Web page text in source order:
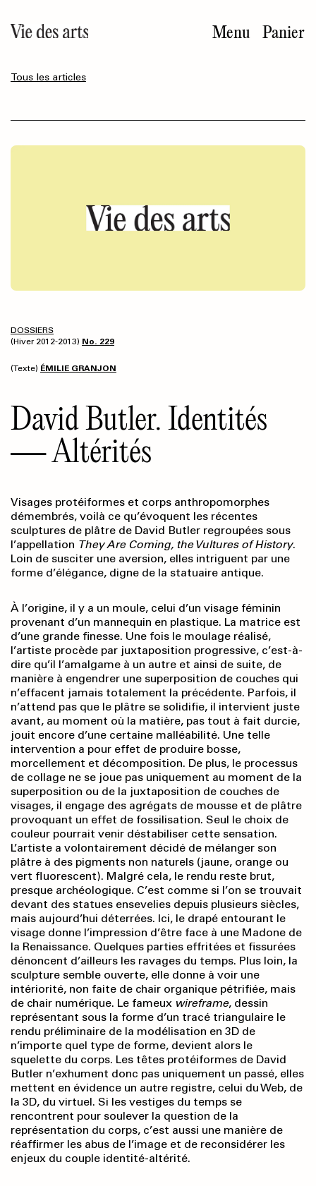
au
contenu
Menu Panier
Tous les articles
DOSSIERS
(Hiver 2012-2013) No. 229
(Texte) ÉMILIE GRANJON
David Butler. Identités
— Altérités
Visages protéiformes et corps anthropomorphes
démembrés, voilà ce qu’évoquent les récentes
sculptures de plâtre de David Butler regroupées sous
l’appellation They Are Coming, the Vultures of History.
Loin de susciter une aversion, elles intriguent par une
forme d’élégance, digne de la statuaire antique.
À l’origine, il y a un moule, celui d’un visage féminin
provenant d’un mannequin en plastique. La matrice est
d’une grande finesse. Une fois le moulage réalisé,
l’artiste procède par juxtaposition progressive, c’est-à-
dire qu’il l’amalgame à un autre et ainsi de suite, de
manière à engendrer une superposition de couches qui
n’effacent jamais totalement la précédente. Parfois, il
n’attend pas que le plâtre se solidifie, il intervient juste
avant, au moment où la matière, pas tout à fait durcie,
jouit encore d’une certaine malléabilité. Une telle
intervention a pour effet de produire bosse,
morcellement et décomposition. De plus, le processus
de collage ne se joue pas uniquement au moment de la
superposition ou de la juxtaposition de couches de
visages, il engage des agrégats de mousse et de plâtre
provoquant un effet de fossilisation. Seul le choix de
couleur pourrait venir déstabiliser cette sensation.
L’artiste a volontairement décidé de mélanger son
plâtre à des pigments non naturels (jaune, orange ou
vert fluorescent). Malgré cela, le rendu reste brut,
presque archéologique. C’est comme si l’on se trouvait
devant des statues ensevelies depuis plusieurs siècles,
mais aujourd’hui déterrées. Ici, le drapé entourant le
visage donne l’impression d’être face à une Madone de
la Renaissance. Quelques parties effritées et fissurées
dénoncent d’ailleurs les ravages du temps. Plus loin, la
sculpture semble ouverte, elle donne à voir une
intériorité, non faite de chair organique pétrifiée, mais
de chair numérique. Le fameux wireframe, dessin
représentant sous la forme d’un tracé triangulaire le
rendu préliminaire de la modélisation en 3D de
n’importe quel type de forme, devient alors le
squelette du corps. Les têtes protéiformes de David
Butler n’exhument donc pas uniquement un passé, elles
mettent en évidence un autre registre, celui du Web, de
la 3D, du virtuel. Si les vestiges du temps se
rencontrent pour soulever la question de la
représentation du corps, c’est aussi une manière de
réaffirmer les abus de l’image et de reconsidérer les
enjeux du couple identité-altérité.